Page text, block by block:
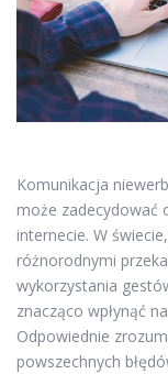
Komunikacja
może zadecydować
internecie. W
różnorodnymi
wykorzystania
znacząco wpłynąć
Odpowiednie
powszechnych